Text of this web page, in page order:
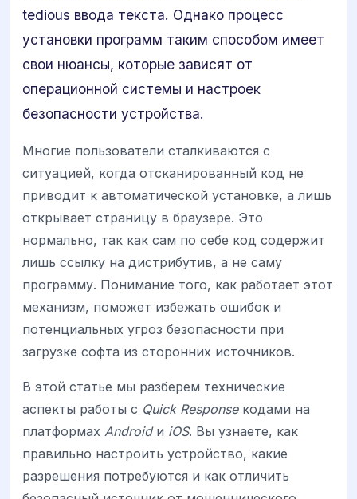
tedious ввода текста. Однако процесс
установки программ таким способом имеет
свои нюансы, которые зависят от
операционной системы и настроек
безопасности устройства.
Многие пользователи сталкиваются с
ситуацией, когда отсканированный код не
приводит к автоматической установке, а лишь
открывает страницу в браузере. Это
нормально, так как сам по себе код содержит
лишь ссылку на дистрибутив, а не саму
программу. Понимание того, как работает этот
механизм, поможет избежать ошибок и
потенциальных угроз безопасности при
загрузке софта из сторонних источников.
В этой статье мы разберем технические
аспекты работы с Quick Responseкодами на
платформах Androidи iOS. Вы узнаете, как
правильно настроить устройство, какие
разрешения потребуются и как отличить